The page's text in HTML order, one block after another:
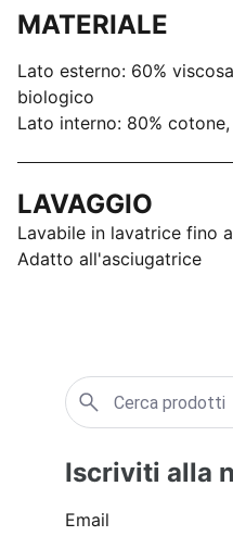
MATERIALE
Lato esterno: 60%
biologico
Lato interno: 80%
LAVAGGIO
Lavabile in lavatrice fino
Adatto all'asciugatrice
Iscriviti alla
Email